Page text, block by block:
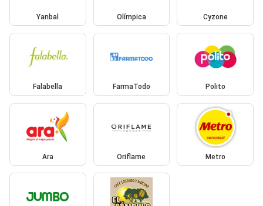
Yanbal Olímpica Cyzone
Falabella FarmaTodo Polito
Ara Oriflame Metro